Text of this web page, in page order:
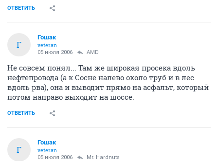
ОТВЕТИТЬ
Г
Гошак
veteran
05 июля 2006 AMD
Не совсем понял... Там же широкая просека вдоль
нефтепровода (а к Сосне налево около труб и в лес
вдоль рва), она и выводит прямо на асфальт, который
потом направо выходит на шоссе.
ОТВЕТИТЬ
Г
Гошак
veteran
05 июля 2006 Mr. Hardnuts